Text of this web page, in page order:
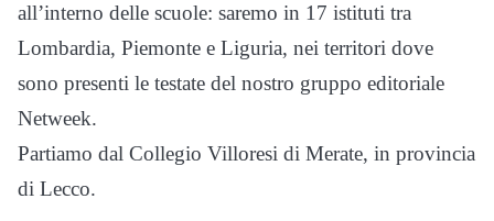
all’interno delle scuole: saremo in 17 istituti tra
Lombardia, Piemonte e Liguria, nei territori dove
sono presenti le testate del nostro gruppo editoriale
Netweek.
Partiamo dal Collegio Villoresi di Merate, in provincia
di Lecco.